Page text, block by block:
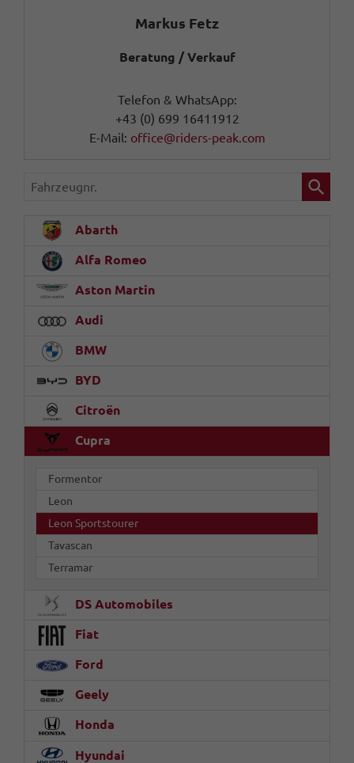
Markus Fetz
Beratung / Verkauf
Telefon & WhatsApp:
+43 (0) 699 16411912
E-Mail: office@riders-peak.com
Fahrzeugnr.
Abarth
Alfa Romeo
Aston Martin
Audi
BMW
BYD
Citroën
Cupra
Formentor
Leon
Leon Sportstourer
Tavascan
Terramar
DS Automobiles
Fiat
Ford
Geely
Honda
Hyundai